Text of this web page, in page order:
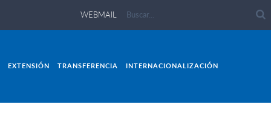
WEBMAIL
EXTENSIÓN TRANSFERENCIA INTERNACIONALIZACIÓN